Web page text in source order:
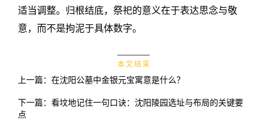
适当调整。归根结底，祭祀的意义在于表达思念与敬
意，而不是拘泥于具体数字。
本 文 结 束
上一篇： 在沈阳公墓中金银元宝寓意是什么？
下一篇： 看坟地记住一句口诀：沈阳陵园选址与布局的关键要
点